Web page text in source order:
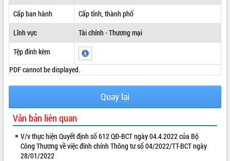
Cấp ban hành
Cấp tỉnh, thành phố
Lĩnh vực
Tài chính - Thương mại
Tệp đính kèm
PDF cannot be displayed.
Quay lại
Văn bản liên quan
V/v thực hiện Quyết định số 612 QĐ-BCT ngày 04.4.2022 của Bộ
Công Thương về việc đính chính Thông tư số 04/2022/TT-BCT ngày
28/01/2022